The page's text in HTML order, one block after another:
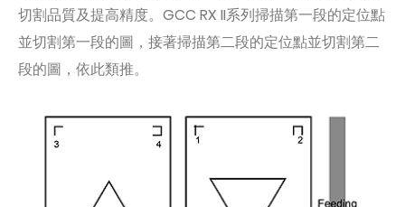
切割品質及提高精度。GCC RX II系列掃描第一段的定位點
並切割第一段的圖，接著掃描第二段的定位點並切割第二
段的圖，依此類推。